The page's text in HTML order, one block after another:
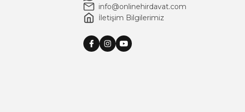
info@onlinehirdavat.com
İletişim Bilgilerimiz